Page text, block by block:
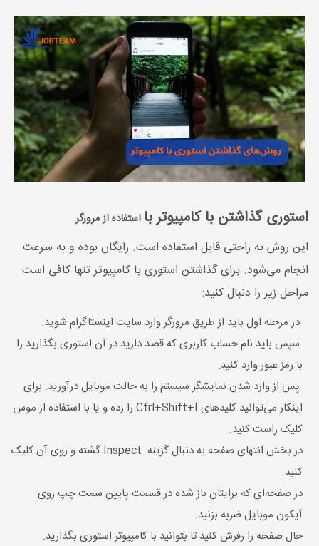
استوری گذاشتن با کامپیوتر با استفاده از مرورگر
این روش به راحتی قابل استفاده است. رایگان بوده و به سرعت
انجام می‌شود. برای گذاشتن استوری با کامپیوتر تنها کافی است
مراحل زیر را دنبال کنید:
در مرحله اول باید از طریق مرورگر وارد سایت اینستاگرام شوید.
سپس باید نام حساب کاربری که قصد دارید در آن استوری بگذارید را
با رمز عبور وارد کنید.
پس از وارد شدن نمایشگر سیستم را به حالت موبایل درآورید. برای
اینکار می‌توانید کلیدهای Ctrl+Shift+I را زده و یا با استفاده از موس
کلیک راست کنید.
در بخش انتهای صفحه به دنبال گزینه Inspect گشته و روی آن کلیک
کنید.
در صفحه‌ای که برایتان باز شده در قسمت پایین سمت چپ روی
آیکون موبایل ضربه بزنید.
حال صفحه را رفرش کنید تا بتوانید با کامپیوتر استوری بگذارید.